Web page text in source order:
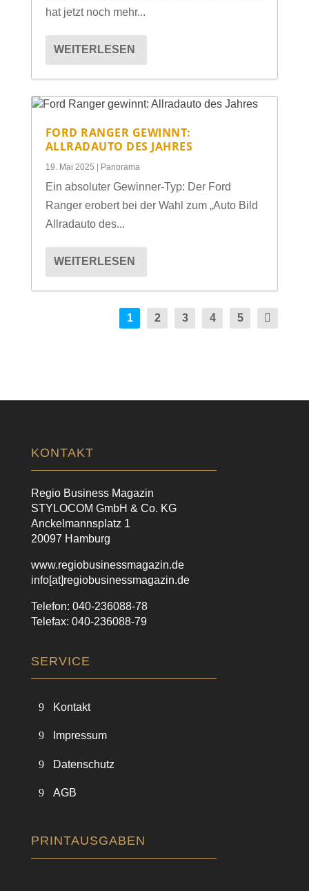
hat jetzt noch mehr...
WEITERLESEN
FORD RANGER GEWINNT:
ALLRADAUTO DES JAHRES
19. Mai 2025 | Panorama
Ein absoluter Gewinner-Typ: Der Ford
Ranger erobert bei der Wahl zum „Auto Bild
Allradauto des...
WEITERLESEN
1 2 3 4 5
KONTAKT
Regio Business Magazin
STYLOCOM GmbH & Co. KG
Anckelmannsplatz 1
20097 Hamburg
www.regiobusinessmagazin.de
info[at]regiobusinessmagazin.de
Telefon: 040-236088-78
Telefax: 040-236088-79
SERVICE
Kontakt
Impressum
Datenschutz
AGB
PRINTAUSGABEN